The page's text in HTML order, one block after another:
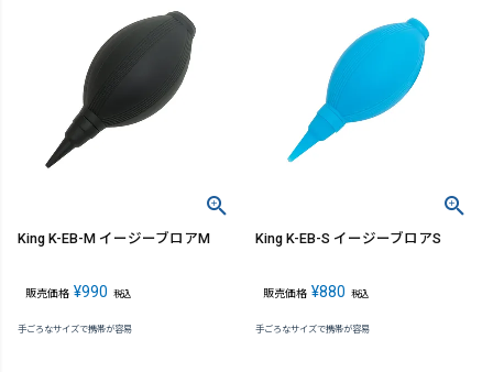
King K-EB-M イージーブロアM
販売価格 ¥990 税込
手ごろなサイズで携帯が容易
King K-EB-S イージーブロアS
販売価格 ¥880 税込
手ごろなサイズで携帯が容易